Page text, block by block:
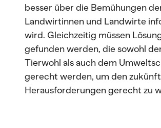
besser über die Bemühungen
Landwirtinnen und Landwirte
wird. Gleichzeitig müssen
gefunden werden, die sowohl
Tierwohl als auch dem
gerecht werden, um den
Herausforderungen gerecht zu